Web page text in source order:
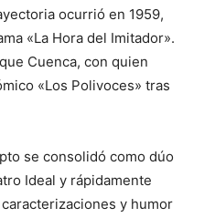
ocurrió en 1959,
«La Hora del Imitador».
Cuenca, con quien
«Los Polivoces» tras
se consolidó como dúo
Ideal y rápidamente
y humor